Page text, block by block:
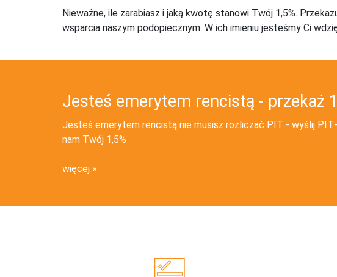
Nieważne, ile zarabiasz i jaką kwotę stanowi Twój 1,5%.
wsparcia naszym podopiecznym. W ich imieniu jesteśmy Ci
Jesteś emerytem rencistą - przekaż
Jesteś emerytem rencistą nie musisz rozliczać PIT - wyślij
nam Twój 1,5%
więcej